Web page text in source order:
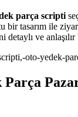
parça scripti
bir tasarım ile
detaylı ve
Parça